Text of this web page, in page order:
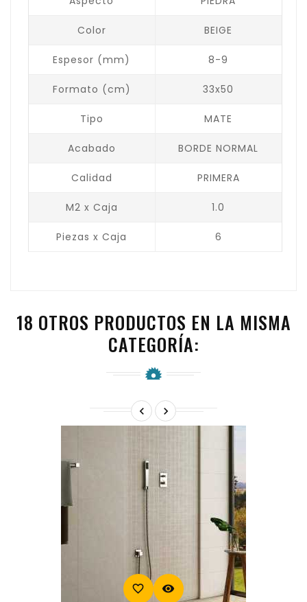
Color BEIGE
Espesor (mm) 8-9
Formato (cm) 33x50
Tipo MATE
Acabado BORDE NORMAL
Calidad PRIMERA
M2 x Caja 1.0
Piezas x Caja 6
18 OTROS PRODUCTOS EN LA MISMA
CATEGORÍA:
 
favorite_border visibility